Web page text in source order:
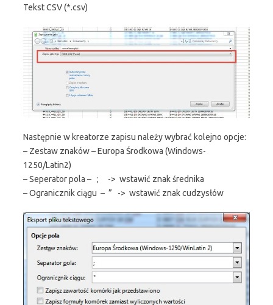
Tekst CSV (*.csv)
Następnie w kreatorze zapisu należy wybrać kolejno opcje:
– Zestaw znaków – Europa Środkowa (Windows-
1250/Latin2)
– Seperator pola – ; -> wstawić znak średnika
– Ogranicznik ciągu – ” -> wstawić znak cudzysłów